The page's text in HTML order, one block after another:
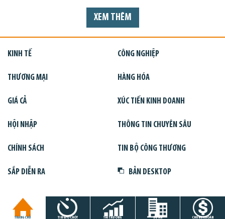
XEM THÊM
KINH TẾ CÔNG NGHIỆP
THƯƠNG MẠI HÀNG HÓA
GIÁ CẢ XÚC TIẾN KINH DOANH
HỘI NHẬP THÔNG TIN CHUYÊN SÂU
CHÍNH SÁCH TIN BỘ CÔNG THƯƠNG
SẮP DIỄN RA BẢN DESKTOP
TRANG CHỦ TIN GIỜ CHÓT THỊ TRƯỜNG DỰ ÁN CHỨNG KHOÁN